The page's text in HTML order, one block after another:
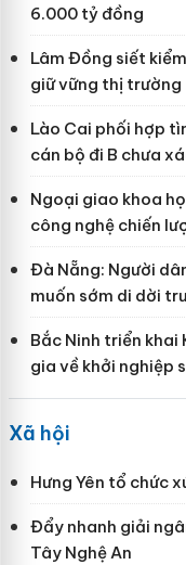
6.000 tỷ đồng
Lâm Đồng siết
giữ vững thị trường
Lào Cai phối hợp
cán bộ đi B chưa
Ngoại giao khoa
công nghệ chiến
Đà Nẵng: Người
muốn sớm di dời
Bắc Ninh triển khai
gia về khởi nghiệp
Xã hội
Hưng Yên tổ chức
Đẩy nhanh giải
Tây Nghệ An